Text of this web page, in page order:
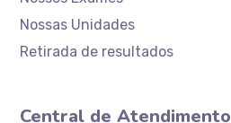
Nossas Unidades
Retirada de resultados
Central de Atendimento